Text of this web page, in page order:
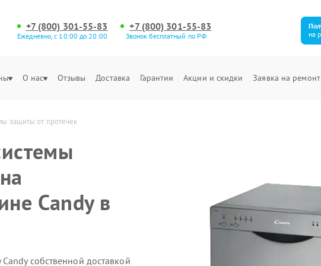
+7 (800) 301-55-83
Ежедневно, с 10:00 до 20:00
+7 (800) 301-55-83
Звонок бесплатный по РФ
на
О нас Отзывы Доставка Гарантии Акции и скидки Заявка на ремонт
защиты от протечек
Candy в
собственной доставкой